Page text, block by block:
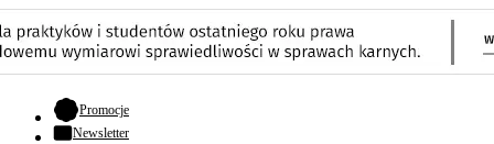
Promocje- otwiera się w nowej karcie
Newsletter